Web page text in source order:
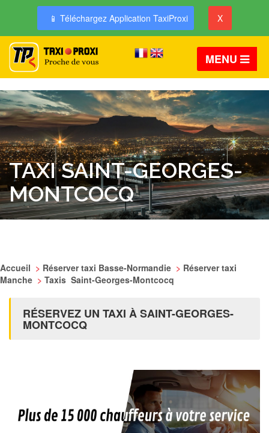
📱 Téléchargez Application TaxiProxi X
MENU
TAXI SAINT-GEORGES-
MONTCOCQ
Accueil > Réserver taxi Basse-Normandie > Réserver taxi
Manche > Taxis Saint-Georges-Montcocq
RÉSERVEZ UN TAXI À SAINT-GEORGES-
MONTCOCQ